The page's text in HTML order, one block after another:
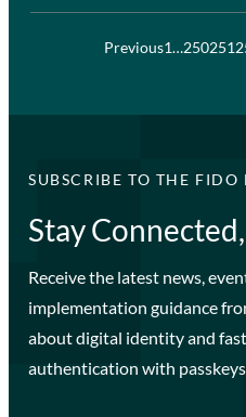
Previous1…250251
SUBSCRIBE TO THE FIDO
Stay
Receive the latest news,
implementation guidance
about digital identity and
authentication with passkeys.